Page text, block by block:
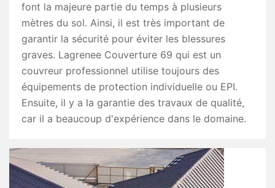
font la majeure partie du temps à plusieurs
mètres du sol. Ainsi, il est très important de
garantir la sécurité pour éviter les blessures
graves. Lagrenee Couverture 69 qui est un
couvreur professionnel utilise toujours des
équipements de protection individuelle ou EPI.
Ensuite, il y a la garantie des travaux de qualité,
car il a beaucoup d'expérience dans le domaine.